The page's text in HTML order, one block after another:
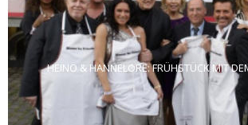
HEINO & HANNELORE: FRÜHSTÜCK MIT